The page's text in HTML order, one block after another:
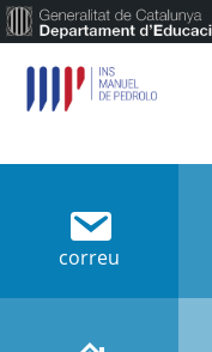
correu